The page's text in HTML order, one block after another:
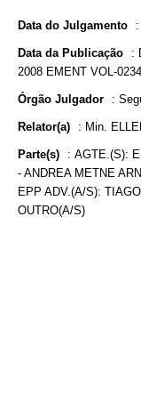
Data do Julgamento :
Data da Publicação :
2008 EMENT VOL-
Órgão Julgador :
Relator(a) : Min.
Parte(s) : AGTE.(S):
- ANDREA METNE
EPP ADV.(A/S):
OUTRO(A/S)